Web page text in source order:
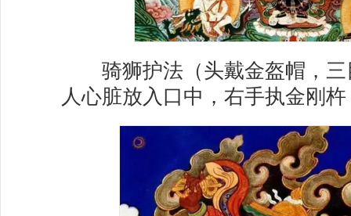
骑狮护法（头戴金盔帽，三
人心脏放入口中，右手执金刚